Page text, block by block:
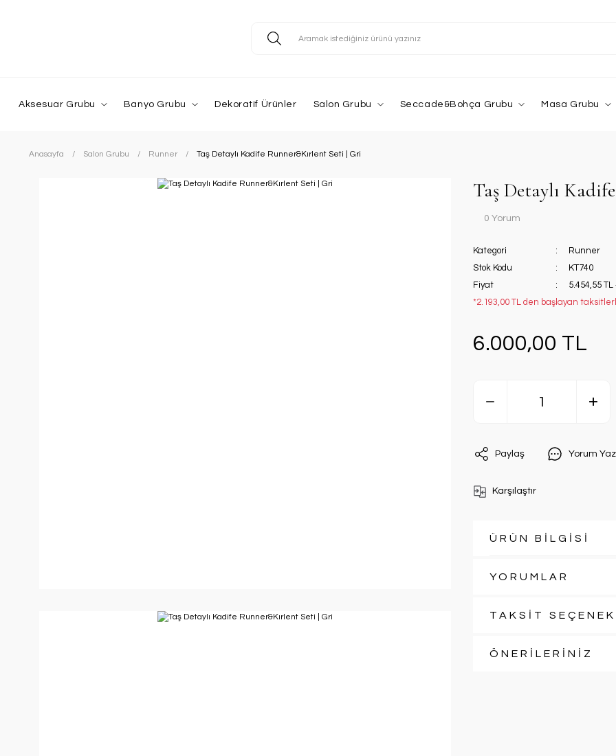
Aksesuar Grubu Banyo Grubu Dekoratif Ürünler Salon Grubu Seccade&Bohça Grubu Masa Grubu
Anasayfa Salon Grubu Runner Taş Detaylı Kadife Runner&Kırlent Seti | Gri
Taş Detaylı
0 Yorum
Kategori
Runner
Stok Kodu
KT740
Fiyat
5.454,55 TL
*2.193,00 TL den başlayan
6.000,00 TL
Paylaş Yorum Yaz
Karşılaştır
ÜRÜN BİLGİSİ
YORUMLAR
TAKSİT
ÖNERİLERİNİZ